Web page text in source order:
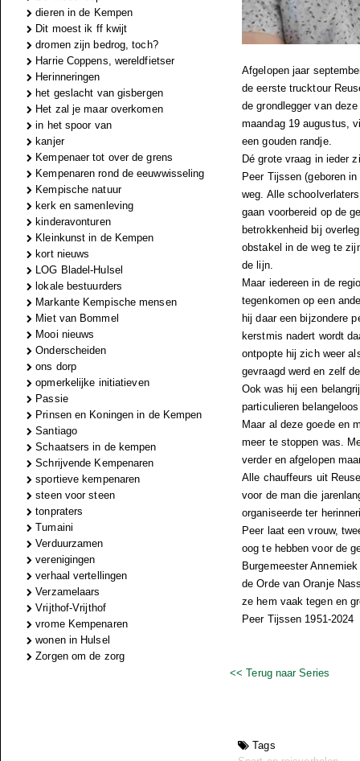
dieren in de Kempen
Dit moest ik ff kwijt
dromen zijn bedrog, toch?
Harrie Coppens, wereldfietser
Herinneringen
het geslacht van gisbergen
Het zal je maar overkomen
in het spoor van
kanjer
Kempenaer tot over de grens
Kempenaren rond de eeuwwisseling
Kempische natuur
kerk en samenleving
kinderavonturen
Kleinkunst in de Kempen
kort nieuws
LOG Bladel-Hulsel
lokale bestuurders
Markante Kempische mensen
Miet van Bommel
Mooi nieuws
Onderscheiden
ons dorp
opmerkelijke initiatieven
Passie
Prinsen en Koningen in de Kempen
Santiago
Schaatsers in de kempen
Schrijvende Kempenaren
sportieve kempenaren
steen voor steen
tonpraters
Tumaini
Verduurzamen
verenigingen
verhaal vertellingen
Verzamelaars
Vrijthof-Vrijthof
vrome Kempenaren
wonen in Hulsel
Zorgen om de zorg
Afgelopen jaar
de eerste trucktour
de grondlegger van
maandag 19 augustus,
een gouden randje.
Dé grote vraag in ieder
Peer Tijssen (geboren
weg. Alle
gaan voorbereid op de
betrokkenheid bij
obstakel in de weg te
de lijn.
Maar iedereen in de
tegenkomen op een
hij daar een bijzondere
kerstmis nadert wordt
ontpopte hij zich weer
gevraagd werd en zelf
Ook was hij een
particulieren
Maar al deze goede en
meer te stoppen was.
verder en afgelopen
Alle chauffeurs uit
voor de man die
organiseerde ter
Peer laat een vrouw,
oog te hebben voor de
Burgemeester
de Orde van Oranje
ze hem vaak tegen en
Peer Tijssen 1951-2024
<< Terug naar Series
Tags